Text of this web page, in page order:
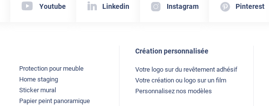
Youtube Linkedin Instagram Pinterest
Protection pour meuble
Home staging
Sticker mural
Papier peint panoramique
Création personnalisée
Votre logo sur du revêtement adhésif
Votre création ou logo sur un film
Personnalisez nos modèles